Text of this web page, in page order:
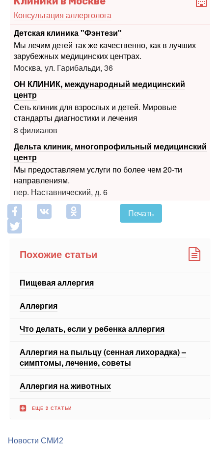
Консультация аллерголога
Детская клиника "Фэнтези"
Мы лечим детей так же качественно, как в лучших
зарубежных медицинских центрах.
Москва, ул. Гарибальди, 36
ОН КЛИНИК, международный медицинский
центр
Сеть клиник для взрослых и детей. Мировые
стандарты диагностики и лечения
8 филиалов
Дельта клиник, многопрофильный медицинский
центр
Мы предоставляем услуги по более чем 20-ти
направлениям.
пер. Наставнический, д. 6
Печать
Похожие статьи
Пищевая аллергия
Аллергия
Что делать, если у ребенка аллергия
Аллергия на пыльцу (сенная лихорадка) –
симптомы, лечение, советы
Аллергия на животных
ЕЩЕ 2 СТАТЬИ
Новости СМИ2